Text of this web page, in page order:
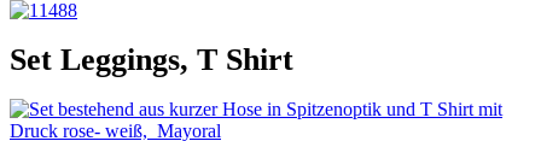
Set Leggings, T Shirt